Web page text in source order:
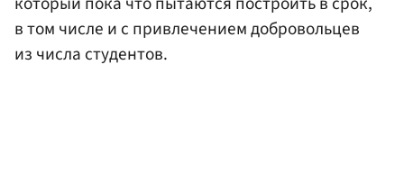
в том числе и с привлечением добровольцев
из числа студентов.